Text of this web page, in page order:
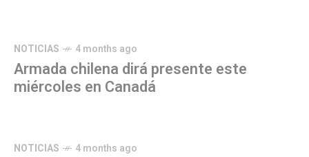
NOTICIAS 4 months ago
Armada chilena dirá presente este
miércoles en Canadá
NOTICIAS 4 months ago